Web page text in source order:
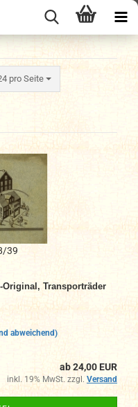
pro Seite
Seite
39
Transporträder
abweichend)
ab 24,00 EUR
inkl. 19% MwSt. zzgl. Versand